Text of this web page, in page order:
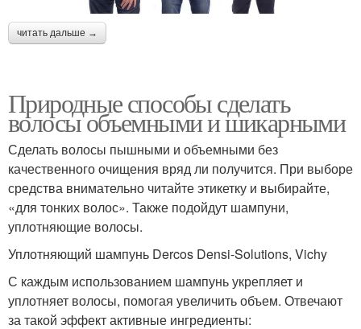
читать дальше →
Природные способы сделать
волосы объемными и шикарными
Сделать волосы пышными и объемными без
качественного очищения вряд ли получится. При выборе
средства внимательно читайте этикетку и выбирайте,
«для тонких волос». Также подойдут шампуни,
уплотняющие волосы.
Уплотняющий шампунь Dercos Densi-Solutions, Vichy
С каждым использованием шампунь укрепляет и
уплотняет волосы, помогая увеличить объем. Отвечают
за такой эффект активные ингредиенты: